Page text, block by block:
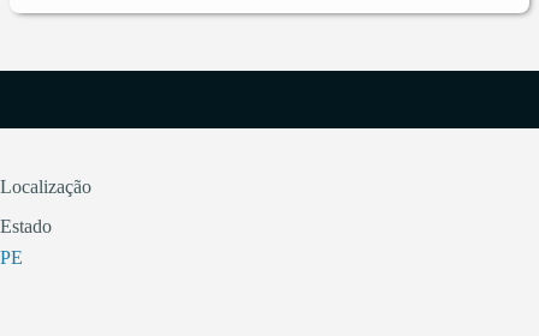
Localização
Estado
PE